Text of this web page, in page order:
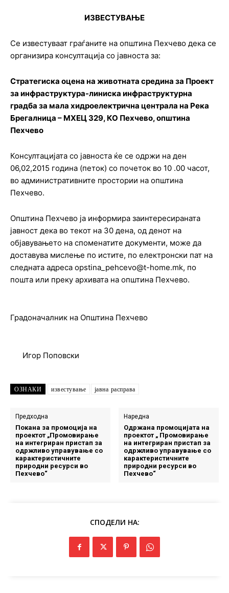
ИЗВЕСТУВАЊЕ
Се известуваат граѓаните на општина Пехчево дека се
организира консултација со јавноста за:
Стратегиска оцена на животната средина за Проект
за инфраструктура-линиска инфраструктурна
градба за мала хидроелектрична централа на Река
Брегалница – МХЕЦ 329, КО Пехчево, општина
Пехчево
Консултацијата со јавноста ќе се одржи на ден
06,02,2015 година (петок) со почеток во 10 .00 часот,
во административните простории на општина
Пехчево.
Општина Пехчево ја информира заинтересираната
јавност дека во текот на 30 дена, од денот на
објавувањето на споменатите документи, може да
доставува мислење по истите, по електронски пат на
следната адреса opstina_pehcevo@t-home.mk, по
пошта или преку архивата на општина Пехчево.
Градоначалник на Општина Пехчево
Игор Поповски
ОЗНАКИ известување јавна расправа
Предходна
Покана за промоција на
проектот „Промовирање
на интегриран пристап за
одржливо управување со
карактеристичните
природни ресурси во
Пехчево“
Наредна
Одржана промоцијата на
проектот „ Промовирање
на интегриран пристап за
одржливо управување со
карактеристичните
природни ресурси во
Пехчево“
СПОДЕЛИ НА: